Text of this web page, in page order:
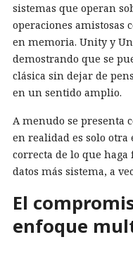
sistemas que operan
operaciones amistosas
en memoria. Unity y
demostrando que se
clásica sin dejar de
en un sentido amplio.
A menudo se presenta
en realidad es solo
correcta de lo que
datos más sistema, a
El
enfoque